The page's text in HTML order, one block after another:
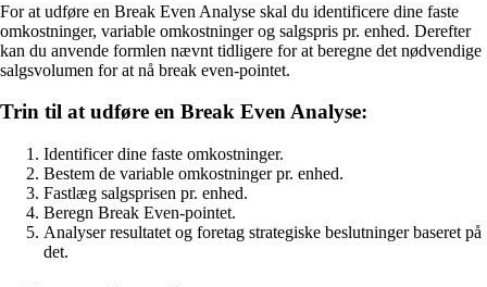
For at udføre en Break Even Analyse skal du identificere dine faste
omkostninger, variable omkostninger og salgspris pr. enhed. Derefter
kan du anvende formlen nævnt tidligere for at beregne det nødvendige
salgsvolumen for at nå break even-pointet.
Trin til at udføre en Break Even Analyse:
Identificer dine faste omkostninger.
Bestem de variable omkostninger pr. enhed.
Fastlæg salgsprisen pr. enhed.
Beregn Break Even-pointet.
Analyser resultatet og foretag strategiske beslutninger baseret på
det.